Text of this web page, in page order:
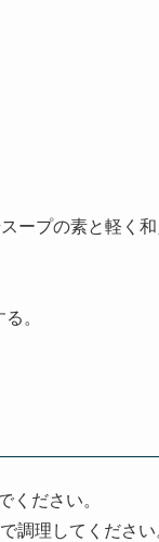
ープの素と軽く和
。
ください。
調理してください